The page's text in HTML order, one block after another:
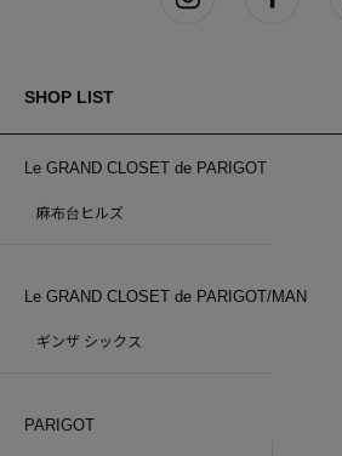
SHOP LIST
Le GRAND CLOSET de PARIGOT
麻布台ヒルズ
Le GRAND CLOSET de PARIGOT/MAN
ギンザ シックス
PARIGOT